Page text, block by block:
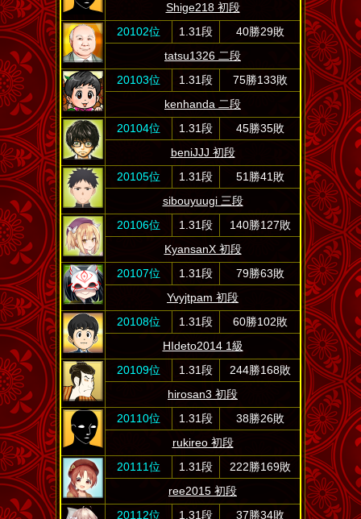
Shige218 初段
20102位
1.31段
40勝29敗
tatsu1326 二段
20103位
1.31段
75勝133敗
kenhanda 二段
20104位
1.31段
45勝35敗
beniJJJ 初段
20105位
1.31段
51勝41敗
sibouyuugi 三段
20106位
1.31段
140勝127敗
KyansanX 初段
20107位
1.31段
79勝63敗
Yvyjtpam 初段
20108位
1.31段
60勝102敗
HIdeto2014 1級
20109位
1.31段
244勝168敗
hirosan3 初段
20110位
1.31段
38勝26敗
rukireo 初段
20111位
1.31段
222勝169敗
ree2015 初段
20112位
1.31段
37勝34敗